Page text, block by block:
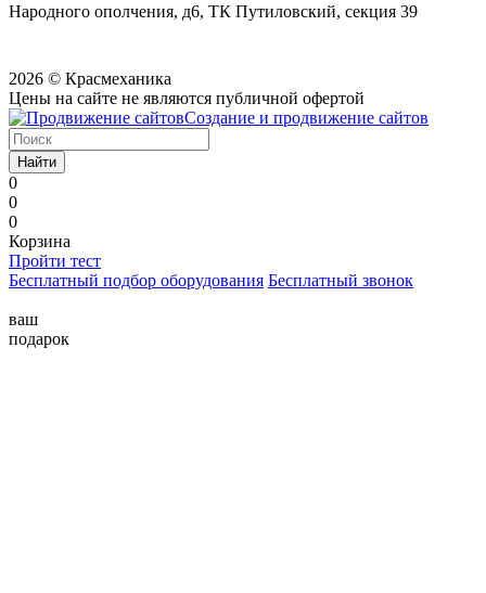
Народного ополчения, д6, ТК Путиловский, секция 39
2026 © Красмеханика
Цены на сайте не являются публичной офертой
Создание и продвижение сайтов
Найти
0
0
0
Корзина
Пройти тест
Бесплатный подбор оборудования Бесплатный звонок
ваш
подарок